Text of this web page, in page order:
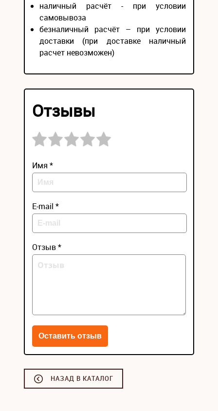
наличный расчёт - при условии
самовывоза
безналичный расчёт – при условии
доставки (при доставке наличный
расчет невозможен)
Отзывы
Имя *
E-mail *
Отзыв *
НАЗАД В КАТАЛОГ